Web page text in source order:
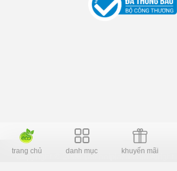
Copyright © 2006 Dochoiplaza.com Alright
trang chủ danh mục khuyến mãi